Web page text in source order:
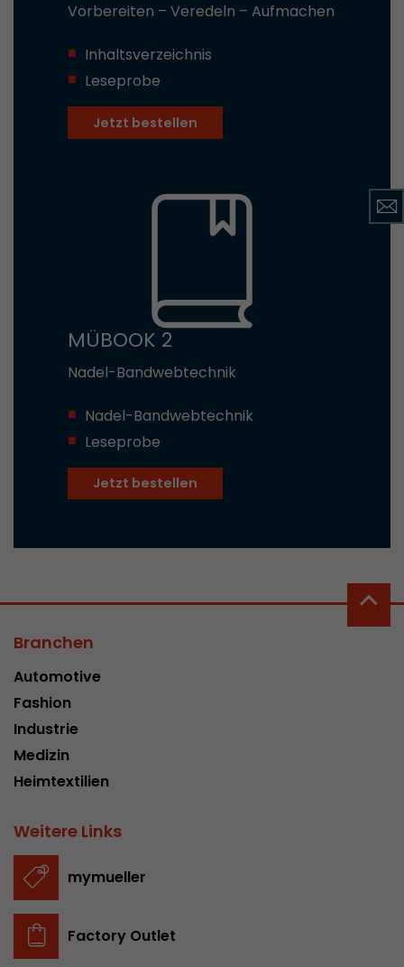
Vorbereiten – Veredeln – Aufmachen
Inhaltsverzeichnis
Leseprobe
Jetzt bestellen
MÜBOOK 2
Nadel-Bandwebtechnik
Nadel-Bandwebtechnik
Leseprobe
Jetzt bestellen
Branchen
Automotive
Fashion
Industrie
Medizin
Heimtextilien
Weitere Links
mymueller
Factory Outlet